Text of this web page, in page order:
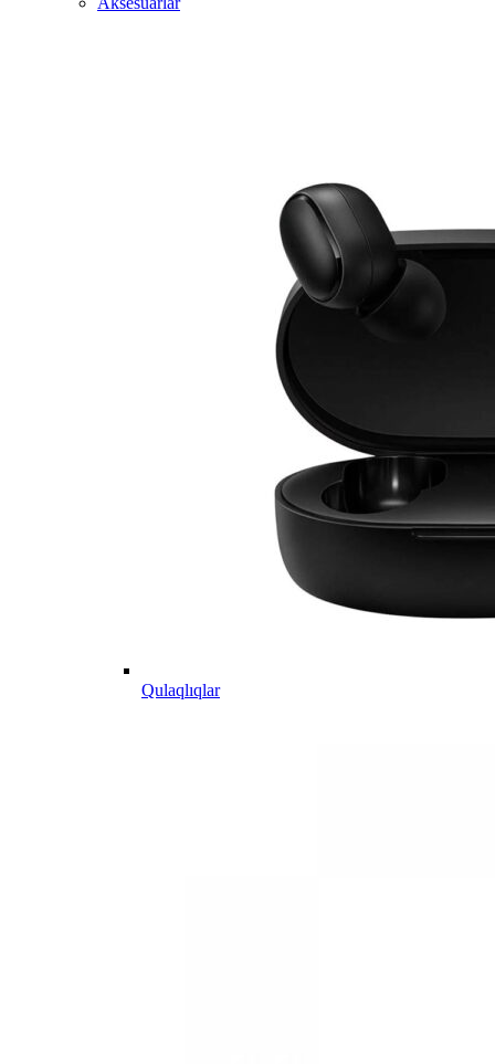
Qulaqlıqlar